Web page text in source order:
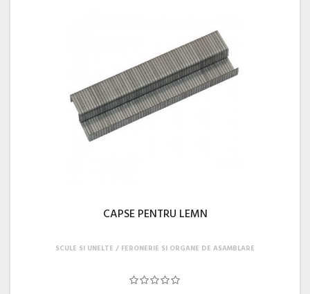
CAPSE PENTRU LEMN
SCULE SI UNELTE FERONERIE SI ORGANE DE ASAMBLARE